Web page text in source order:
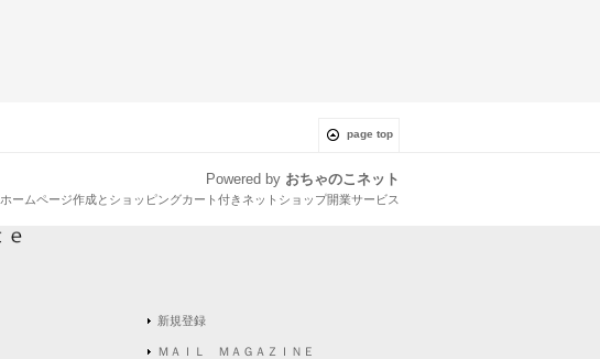
page top
Powered by おちゃのこネット
ホームページ作成とショッピングカート付きネットショップ開業サービス
新規登録
ＭＡＩＬ ＭＡＧＡＺＩＮＥ